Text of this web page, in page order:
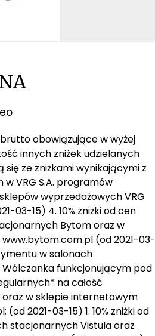
obowiązujące w wyżej
innych zniżek udzielanych
się ze zniżkami wynikającymi z
VRG S.A. programów
wyprzedażowych VRG
03-15) 4. 10% zniżki od cen
Bytom oraz w
(od 2021-03-
w salonach
funkcjonującym pod
na całość
w sklepie internetowym
2021-03-15) 1. 10% zniżki od
stacjonarnych Vistula oraz